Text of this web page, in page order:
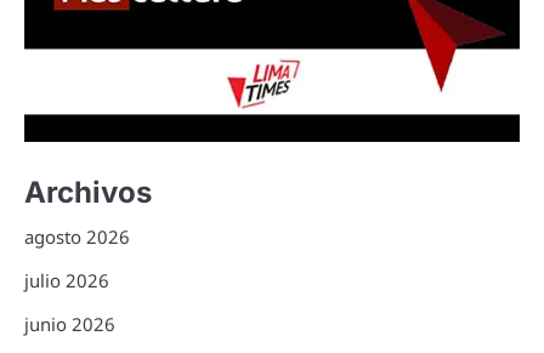
Archivos
agosto 2026
julio 2026
junio 2026